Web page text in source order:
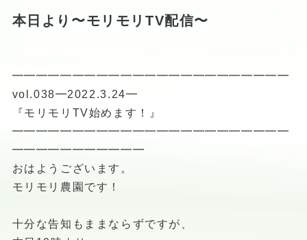
本日より〜モリモリTV配信〜
━━━━━━━━━━━━━━━━━━━━━━━
vol.038━2022.3.24━
『モリモリTV始めます！』
━━━━━━━━━━━━━━━━━━━━━━━
━━━━━━━━━━━
おはようございます。
モリモリ農園です！
十分な告知もままならずですが、